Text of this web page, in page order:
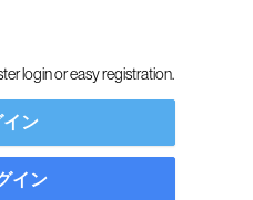
login or easy registration.
ン
イン